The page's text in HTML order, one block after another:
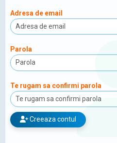
Adresa de email
Parola
Te rugam sa confirmi parola
Creeaza contul